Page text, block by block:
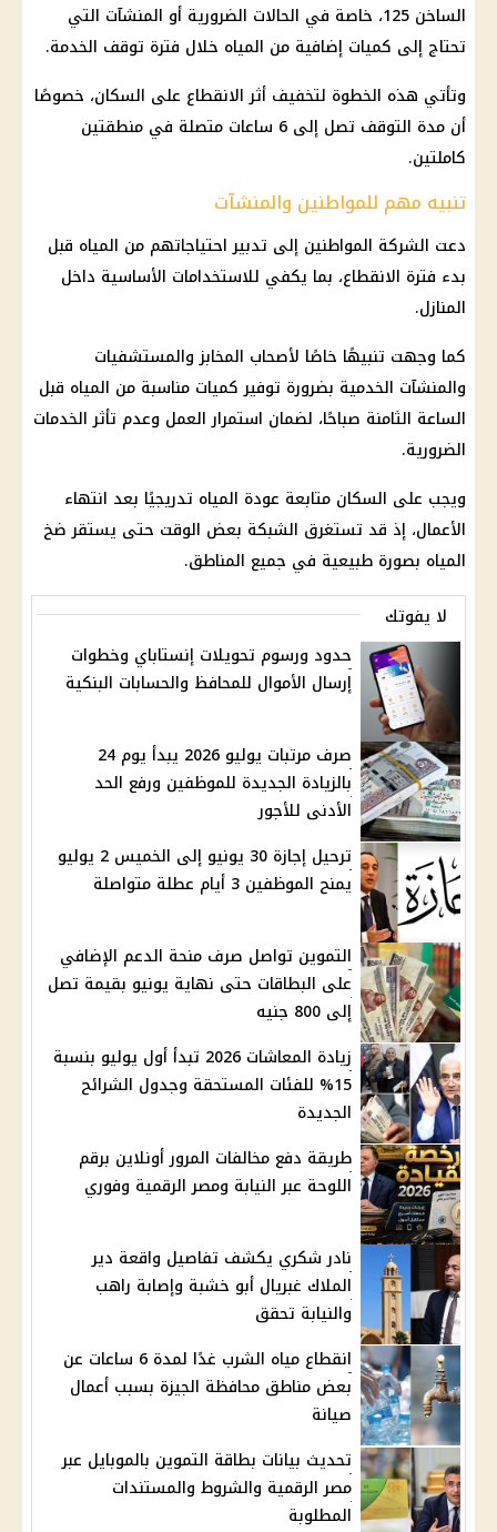
الساخن 125، خاصة في الحالات الضرورية أو المنشآت التي
تحتاج إلى كميات إضافية من المياه خلال فترة توقف الخدمة.
وتأتي هذه الخطوة لتخفيف أثر الانقطاع على السكان، خصوصًا
أن مدة التوقف تصل إلى 6 ساعات متصلة في منطقتين
كاملتين.
تنبيه مهم للمواطنين والمنشآت
دعت الشركة المواطنين إلى تدبير احتياجاتهم من المياه قبل
بدء فترة الانقطاع، بما يكفي للاستخدامات الأساسية داخل
المنازل.
كما وجهت تنبيهًا خاصًا لأصحاب المخابز والمستشفيات
والمنشآت الخدمية بضرورة توفير كميات مناسبة من المياه قبل
الساعة الثامنة صباحًا، لضمان استمرار العمل وعدم تأثر الخدمات
الضرورية.
ويجب على السكان متابعة عودة المياه تدريجيًا بعد انتهاء
الأعمال، إذ قد تستغرق الشبكة بعض الوقت حتى يستقر ضخ
المياه بصورة طبيعية في جميع المناطق.
لا يفوتك
حدود ورسوم تحويلات إنستاباي وخطوات
إرسال الأموال للمحافظ والحسابات البنكية
صرف مرتبات يوليو 2026 يبدأ يوم 24
بالزيادة الجديدة للموظفين ورفع الحد
الأدنى للأجور
ترحيل إجازة 30 يونيو إلى الخميس 2 يوليو
يمنح الموظفين 3 أيام عطلة متواصلة
التموين تواصل صرف منحة الدعم الإضافي
على البطاقات حتى نهاية يونيو بقيمة تصل
إلى 800 جنيه
زيادة المعاشات 2026 تبدأ أول يوليو بنسبة
15% للفئات المستحقة وجدول الشرائح
الجديدة
طريقة دفع مخالفات المرور أونلاين برقم
اللوحة عبر النيابة ومصر الرقمية وفوري
نادر شكري يكشف تفاصيل واقعة دير
الملاك غبريال أبو خشبة وإصابة راهب
والنيابة تحقق
انقطاع مياه الشرب غدًا لمدة 6 ساعات عن
بعض مناطق محافظة الجيزة بسبب أعمال
صيانة
تحديث بيانات بطاقة التموين بالموبايل عبر
مصر الرقمية والشروط والمستندات
المطلوبة